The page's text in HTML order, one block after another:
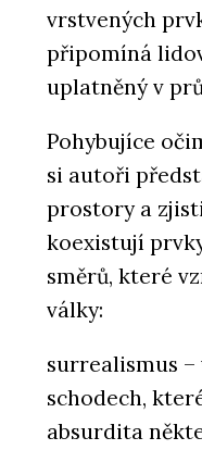
vrstvených
připomíná
uplatněný v
Pohybujíce
si autoři
prostory a
koexistují
směrů, které
války:
surrealismus
schodech,
absurdita